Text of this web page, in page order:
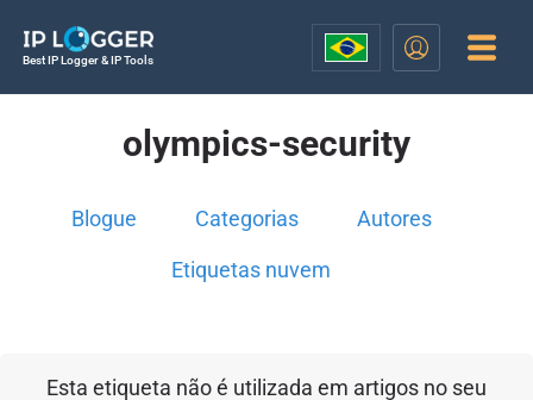
Best IP Logger & IP Tools
olympics-security
Blogue Categorias Autores
Etiquetas nuvem